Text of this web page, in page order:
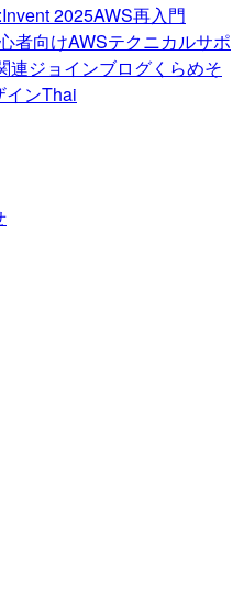
2025AWS再入門
者向けAWSテクニカルサポ
連ジョインブログくらめそ
インThai